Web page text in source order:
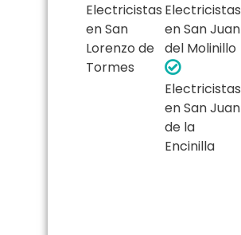
Electricistas
en San
Lorenzo de
Tormes
Electricistas
en San Juan
del Molinillo
Electricistas
en San Juan
de la
Encinilla